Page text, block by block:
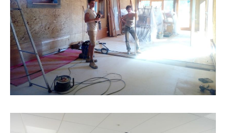
enduit sur maçonnerie existante au siège de
Néotoa Rennes